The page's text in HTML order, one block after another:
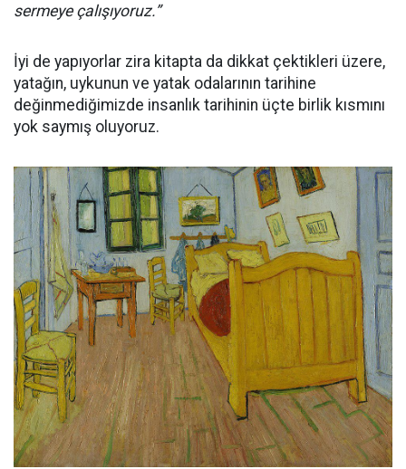
sermeye çalışıyoruz.”
İyi de yapıyorlar zira kitapta da dikkat çektikleri üzere,
yatağın, uykunun ve yatak odalarının tarihine
değinmediğimizde insanlık tarihinin üçte birlik kısmını
yok saymış oluyoruz.